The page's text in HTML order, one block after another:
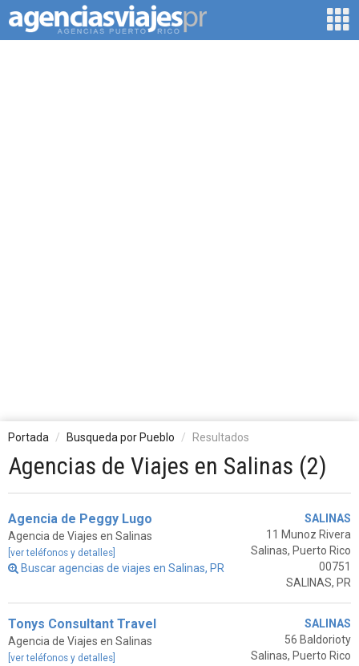
Portada Busqueda por Pueblo Resultados
Agencias de Viajes en Salinas (2)
Agencia de Peggy Lugo
Agencia de Viajes en Salinas
[ver teléfonos y detalles]
Buscar agencias de viajes en Salinas, PR
SALINAS
11 Munoz Rivera
Salinas, Puerto Rico
00751
SALINAS, PR
Tonys Consultant Travel
Agencia de Viajes en Salinas
[ver teléfonos y detalles]
SALINAS
56 Baldorioty
Salinas, Puerto Rico